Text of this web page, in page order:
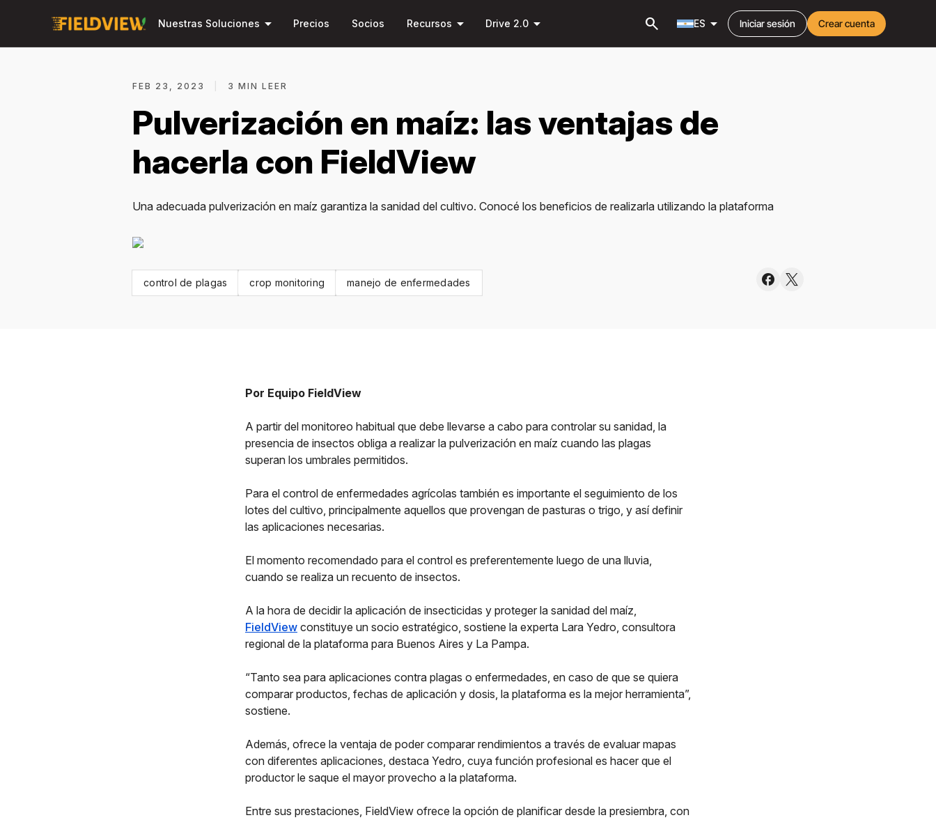
contenido
Nuestras Soluciones arrow_drop_down Precios Socios Recursos arrow_drop_down Drive 2.0arrow_drop_down search ES arrow_drop_down Iniciar sesión Crear cuenta
FEB 23, 2023 3 MIN LEER
Pulverización en maíz: las ventajas de
hacerla con FieldView
Una adecuada pulverización en maíz garantiza la sanidad del cultivo. Conocé los beneficios de realizarla utilizando la plataforma
control de plagas crop monitoring manejo de enfermedades
Por Equipo FieldView
A partir del monitoreo habitual que debe llevarse a cabo para controlar su sanidad, la
presencia de insectos obliga a realizar la pulverización en maíz cuando las plagas
superan los umbrales permitidos.
Para el control de enfermedades agrícolas también es importante el seguimiento de los
lotes del cultivo, principalmente aquellos que provengan de pasturas o trigo, y así definir
las aplicaciones necesarias.
El momento recomendado para el control es preferentemente luego de una lluvia,
cuando se realiza un recuento de insectos.
A la hora de decidir la aplicación de insecticidas y proteger la sanidad del maíz,
FieldView constituye un socio estratégico, sostiene la experta Lara Yedro, consultora
regional de la plataforma para Buenos Aires y La Pampa.
“Tanto sea para aplicaciones contra plagas o enfermedades, en caso de que se quiera
comparar productos, fechas de aplicación y dosis, la plataforma es la mejor herramienta”,
sostiene.
Además, ofrece la ventaja de poder comparar rendimientos a través de evaluar mapas
con diferentes aplicaciones, destaca Yedro, cuya función profesional es hacer que el
productor le saque el mayor provecho a la plataforma.
Entre sus prestaciones, FieldView ofrece la opción de planificar desde la presiembra, con